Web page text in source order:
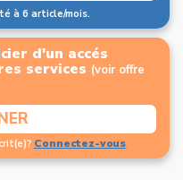
d'un accés
services (voir offre
Connectez-vous
à 6 article/mois.